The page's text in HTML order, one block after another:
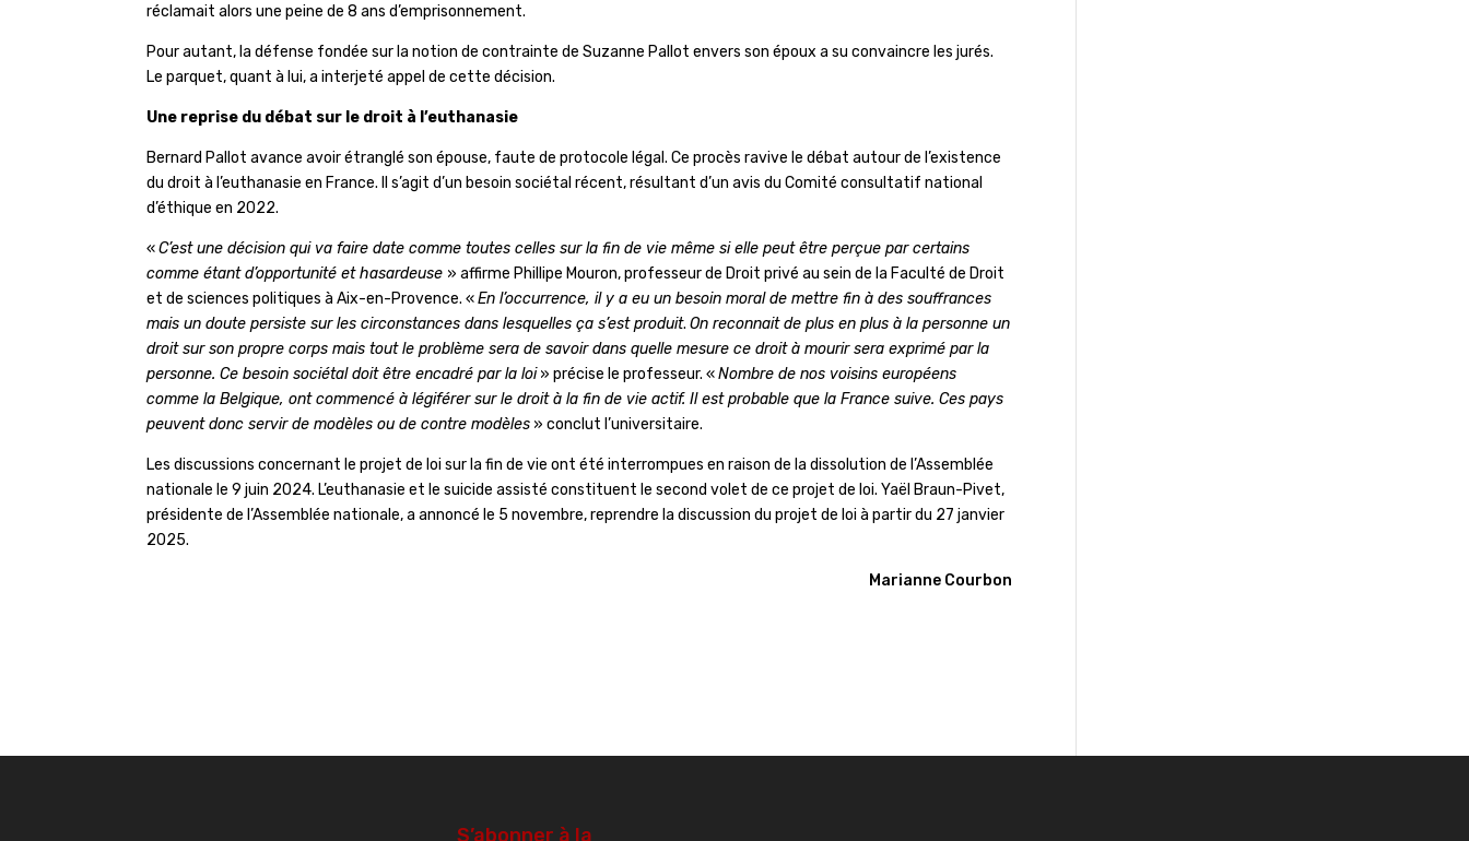
réclamait alors une peine de 8 ans d’emprisonnement.
Pour autant, la défense fondée sur la notion de contrainte de Suzanne Pallot envers son époux a su convaincre les jurés.
Le parquet, quant à lui, a interjeté appel de cette décision.
Une reprise du débat sur le droit à l’euthanasie
Bernard Pallot avance avoir étranglé son épouse, faute de protocole légal. Ce procès ravive le débat autour de l’existence
du droit à l’euthanasie en France. Il s’agit d’un besoin sociétal récent, résultant d’un avis du Comité consultatif national
d’éthique en 2022.
«C’est une décision qui va faire date comme toutes celles sur la fin de vie même si elle peut être perçue par certains
comme étant d’opportunité et hasardeuse » affirme Phillipe Mouron, professeur de Droit privé au sein de la Faculté de Droit
et de sciences politiques à Aix-en-Provence.«En l’occurrence, il y a eu un besoin moral de mettre fin à des souffrances
mais un doute persiste sur les circonstances dans lesquelles ça s’est produit.On reconnait de plus en plus à la personne un
droit sur son propre corps mais tout le problème sera de savoir dans quelle mesure ce droit à mourir sera exprimé par la
personne. Ce besoin sociétal doit être encadré par la loi» précise le professeur.«Nombre de nos voisins européens
comme la Belgique, ont commencé à légiférer sur le droit à la fin de vie actif. Il est probable que la France suive. Ces pays
peuvent donc servir de modèles ou de contre modèles » conclut l’universitaire.
Les discussions concernant le projet de loi sur la fin de vie ont été interrompues en raison de la dissolution de l’Assemblée
nationale le 9 juin 2024. L’euthanasie et le suicide assisté constituent le second volet de ce projet de loi. Yaël Braun-Pivet,
présidente de l’Assemblée nationale, a annoncé le 5 novembre, reprendre la discussion du projet de loi à partir du 27 janvier
2025.
Marianne Courbon
S’abonner à la